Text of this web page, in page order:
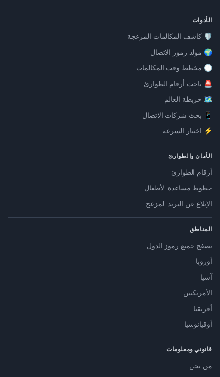
الأدوات
🛡️ كاشف المكالمات المزعجة
🌍 مولد رموز الاتصال
🕒 مخطط وقت المكالمات
🚨 باحث أرقام الطوارئ
🗺️ خريطة العالم
📱 بحث شركات الاتصال
⚡ اختبار السرعة
الأمان والطوارئ
أرقام الطوارئ
خطوط مساعدة الأطفال
الإبلاغ عن البريد المزعج
المناطق
تصفح جميع رموز الدول
أوروبا
آسيا
الأمريكتين
أفريقيا
أوقيانوسيا
قانوني ومعلومات
من نحن